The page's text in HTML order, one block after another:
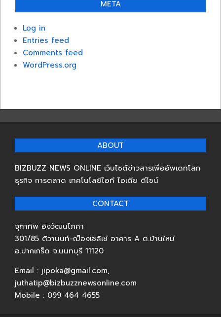
META
Log in
Entries feed
Comments feed
WordPress.org
ABOUT
BIZBUZZ NEWS ONLINE เว็บไซต์ข่าวสารเพื่ออัพเดทโลก
ธุรกิจ การตลาด เทคโนโลยีไอที ไอเดีย ดีไซน์
CONTACT
จุฑาทิพ อิงวัฒนโภคา
301/85 ติวานนท์-ฌ็องเซลิเซ่ อาคาร A ต.บ้านใหม่
อ.ปากเกร็ด จ.นนทบุรี 11120
Email : jipoka@gmail.com,
juthatip@bizbuzznewsonline.com
Mobile : 099 464 4655